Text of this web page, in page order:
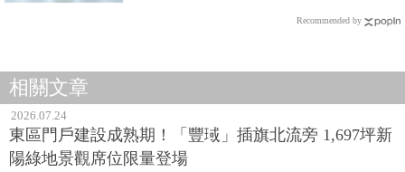
Recommended by
相關文章
2026.07.24
東區門戶建設成熟期！「豐琙」插旗北流旁 1,697坪新
陽綠地景觀席位限量登場